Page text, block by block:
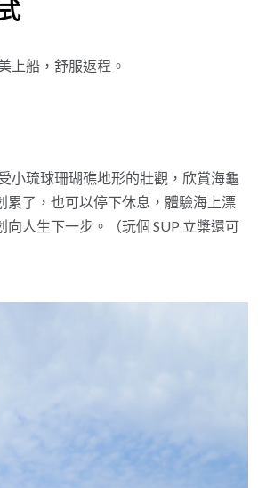
上船，舒服返程。
小琉球珊瑚礁地形的壯觀，欣賞海龜
了，也可以停下休息，體驗海上漂
人生下一步。（玩個 SUP 立槳還可